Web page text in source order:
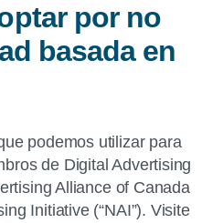
por no
basada en
podemos utilizar para
de Digital Advertising
Alliance of Canada
Initiative (“NAI”). Visite